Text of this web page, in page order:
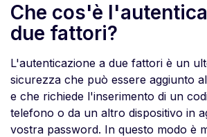
Che cos'è
due fattori?
L'autenticazione a due fattori è un
sicurezza che può essere aggiunto
e che richiede l'inserimento di un
telefono o da un altro dispositivo in
vostra password. In questo modo è